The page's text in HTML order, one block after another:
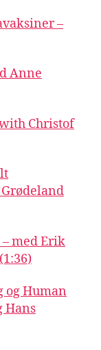
–
Anne
Christof
med Erik
og Human
Hans